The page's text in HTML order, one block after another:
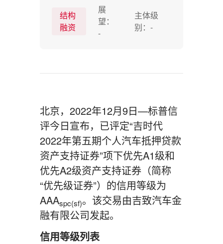
结构
融资
展
望：
-
主体级
别：-
北京，2022年12月9日—标普信
评今日宣布，已评定“吉时代
2022年第五期个人汽车抵押贷款
资产支持证券”项下优先A1级和
优先A2级资产支持证券（简称
“优先级证券”）的信用等级为
AAAspc(sf)。该交易由吉致汽车金
融有限公司发起。
信用等级列表